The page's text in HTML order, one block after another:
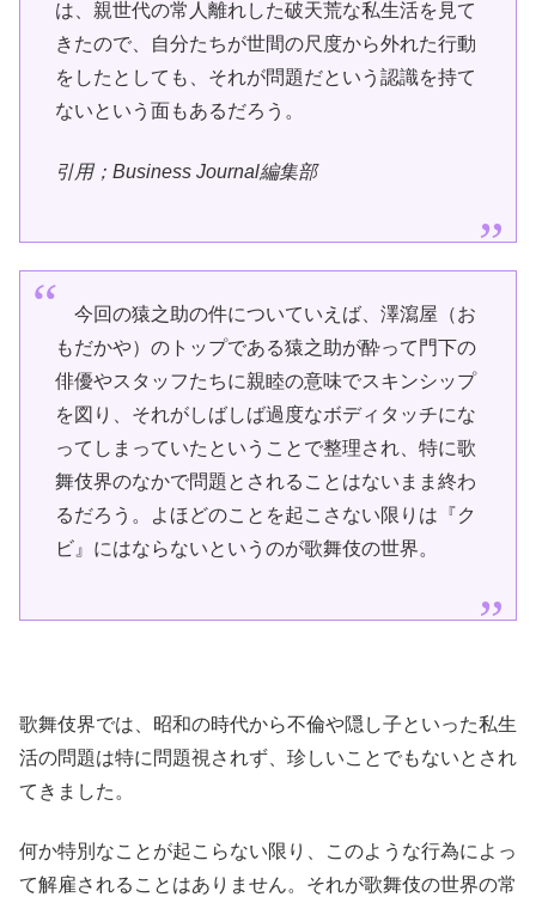
は、親世代の常人離れした破天荒な私生活を見て
きたので、自分たちが世間の尺度から外れた行動
をしたとしても、それが問題だという認識を持て
ないという面もあるだろう。
引用；Business Journal編集部
今回の猿之助の件についていえば、澤瀉屋（お
もだかや）のトップである猿之助が酔って門下の
俳優やスタッフたちに親睦の意味でスキンシップ
を図り、それがしばしば過度なボディタッチにな
ってしまっていたということで整理され、特に歌
舞伎界のなかで問題とされることはないまま終わ
るだろう。よほどのことを起こさない限りは『ク
ビ』にはならないというのが歌舞伎の世界。
歌舞伎界では、昭和の時代から不倫や隠し子といった私生
活の問題は特に問題視されず、珍しいことでもないとされ
てきました。
何か特別なことが起こらない限り、このような行為によっ
て解雇されることはありません。それが歌舞伎の世界の常